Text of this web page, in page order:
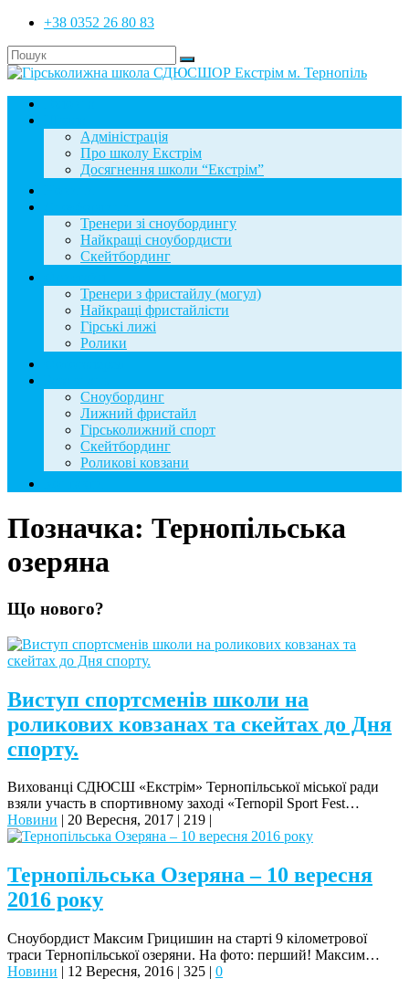
+38 0352 26 80 83
Адміністрація
Про школу Екстрім
Досягнення школи “Екстрім”
Тренери зі сноубордингу
Найкращі сноубордисти
Скейтбординг
Тренери з фристайлу (могул)
Найкращі фристайлісти
Гірські лижі
Ролики
Сноубординг
Лижний фристайл
Гірськолижний спорт
Скейтбординг
Роликові ковзани
Позначка: Тернопільська
озеряна
Що нового?
Виступ спортсменів школи на
роликових ковзанах та скейтах до Дня
спорту.
Вихованці СДЮСШ «Екстрім» Тернопільської міської ради
взяли участь в спортивному заході «Ternopil Sport Fest…
Новини | 20 Вересня, 2017 | 219 |
Тернопільська Озеряна – 10 вересня
2016 року
Сноубордист Максим Грицишин на старті 9 кілометрової
траси Тернопільської озеряни. На фото: перший! Максим…
Новини | 12 Вересня, 2016 | 325 | 0